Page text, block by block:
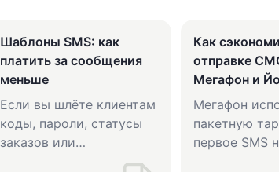
Шаблоны SMS: как
платить за сообщения
меньше
Если вы шлёте клиентам
коды, пароли, статусы
заказов или
напоминания — за такие
Как
отправке
Мегафон и
Мегафон
пакетную
первое SMS
клиента